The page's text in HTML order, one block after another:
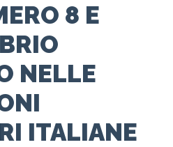
8 E
NELLE
ITALIANE